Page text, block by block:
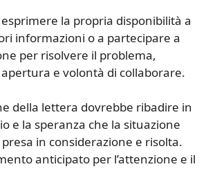
la propria disponibilità a
informazioni o a partecipare a
per risolvere il problema,
e volontà di collaborare.
della lettera dovrebbe ribadire in
e la speranza che la situazione
in considerazione e risolta.
anticipato per l’attenzione e il